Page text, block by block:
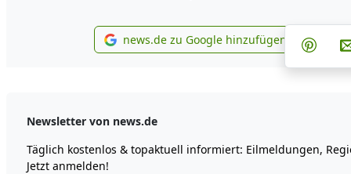
news.de zu Google
news.de zu Google hinzufügen
Newsletter von news.de
Täglich kostenlos & topaktuell informiert: Eilmeldungen,
Jetzt anmelden!